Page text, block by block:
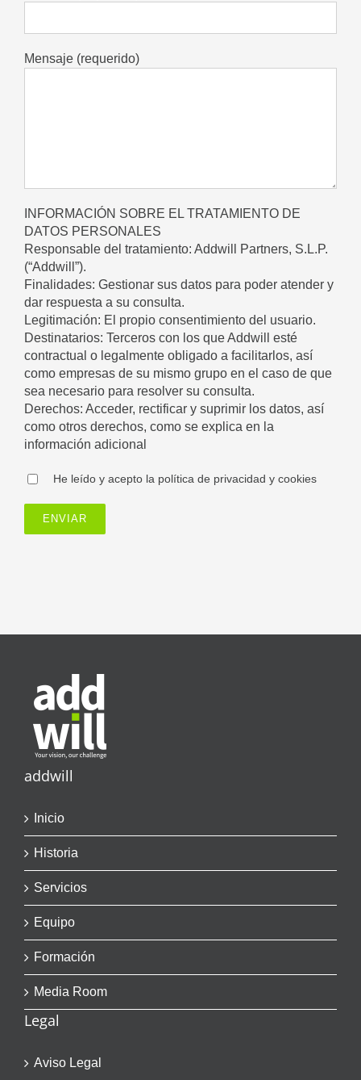
Mensaje (requerido)
INFORMACIÓN SOBRE EL TRATAMIENTO DE
DATOS PERSONALES
Responsable del tratamiento: Addwill Partners, S.L.P.
(“Addwill”).
Finalidades: Gestionar sus datos para poder atender y
dar respuesta a su consulta.
Legitimación: El propio consentimiento del usuario.
Destinatarios: Terceros con los que Addwill esté
contractual o legalmente obligado a facilitarlos, así
como empresas de su mismo grupo en el caso de que
sea necesario para resolver su consulta.
Derechos: Acceder, rectificar y suprimir los datos, así
como otros derechos, como se explica en la
información adicional
He leído y acepto la política de privacidad y cookies
addwill
Inicio
Historia
Servicios
Equipo
Formación
Media Room
Legal
Aviso Legal